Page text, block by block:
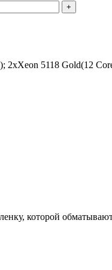
+
5118 Gold(12
которой